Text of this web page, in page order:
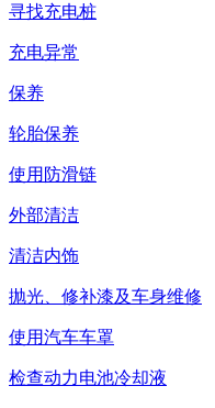
寻找充电桩
充电异常
保养
轮胎保养
使用防滑链
外部清洁
清洁内饰
抛光、修补漆及车身维修
使用汽车车罩
检查动力电池冷却液